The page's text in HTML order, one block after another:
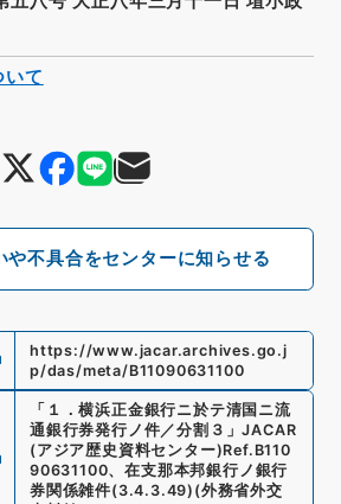
や不具合をセンターに知らせる
https://www.jacar.archives.go.j
p/das/meta/B11090631100
「 １．横浜正金銀行ニ於テ清国ニ流
通銀行券発行ノ件／分割３ 」JACAR
(アジア歴史資料センター)Ref. B110
90631100、在支那本邦銀行ノ銀行
券関係雑件(3.4.3.49) (外務省外交
いて